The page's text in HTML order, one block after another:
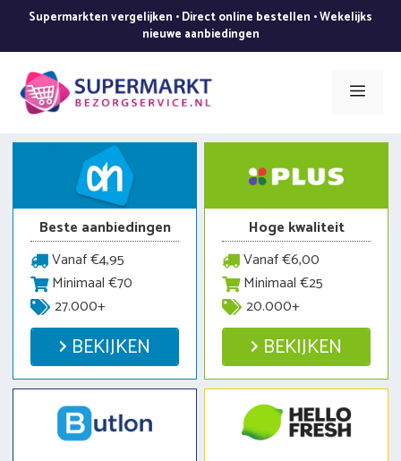
de
inhoud
Supermarkten vergelijken • Direct online bestellen • Wekelijks
nieuwe aanbiedingen
Menu
Beste aanbiedingen
Vanaf €4,95
Minimaal €70
27.000+
BEKIJKEN
Hoge kwaliteit
Vanaf €6,00
Minimaal €25
20.000+
BEKIJKEN